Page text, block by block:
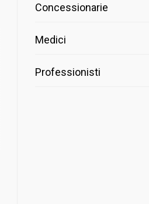
Concessionarie
Medici
Professionisti